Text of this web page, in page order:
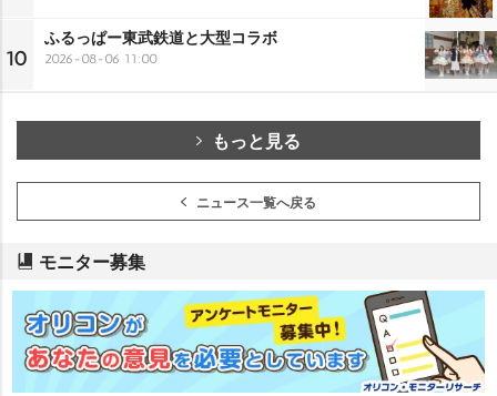
10
ふるっぱー東武鉄道と大型コラボ
2026-08-06 11:00
もっと見る
ニュース一覧へ戻る
モニター募集